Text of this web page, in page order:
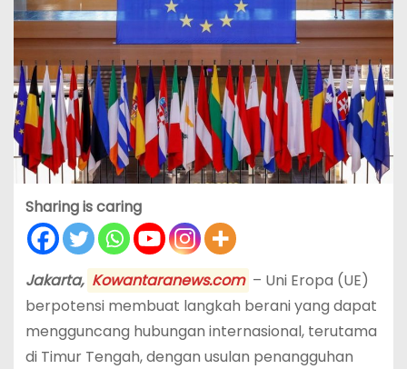
Sharing is caring
Jakarta, Kowantaranews.com – Uni Eropa (UE)
berpotensi membuat langkah berani yang dapat
mengguncang hubungan internasional, terutama
di Timur Tengah, dengan usulan penangguhan